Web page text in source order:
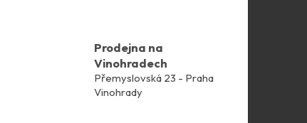
Prodejna na
Vinohradech
Přemyslovská 23 - Praha
Vinohrady